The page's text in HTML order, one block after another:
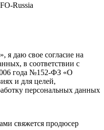
Russia
я даю свое согласие на
в соответствии с
года №152-ФЗ «О
и для целей,
персональных данных
свяжется продюсер